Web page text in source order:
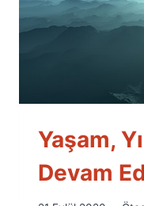
Yaşam,
Devam